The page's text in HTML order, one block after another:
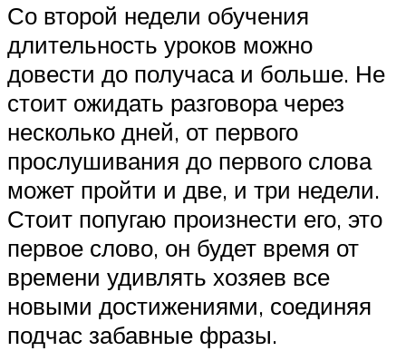
Со второй недели обучения
длительность уроков можно
довести до получаса и больше. Не
стоит ожидать разговора через
несколько дней, от первого
прослушивания до первого слова
может пройти и две, и три недели.
Стоит попугаю произнести его, это
первое слово, он будет время от
времени удивлять хозяев все
новыми достижениями, соединяя
подчас забавные фразы.